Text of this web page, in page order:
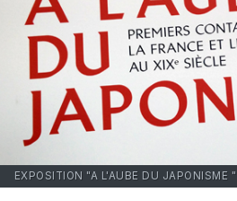
EXPOSITION "A L'AUBE DU JAPONISME